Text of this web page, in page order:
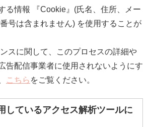
る情報 『Cookie』(氏名、住所、メー
号は含まれません) を使用することが
スに関して、このプロセスの詳細や
告配信事業者に使用されないようにす
こちら をご覧ください。
しているアクセス解析ツールに